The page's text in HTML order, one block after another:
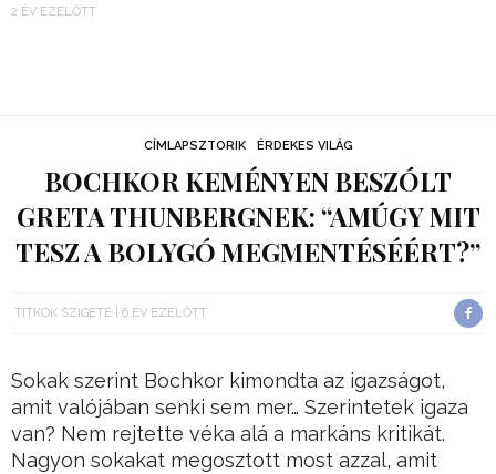
2 ÉV EZELŐTT
CÍMLAPSZTORIK ÉRDEKES VILÁG
BOCHKOR KEMÉNYEN BESZÓLT
GRETA THUNBERGNEK: “AMÚGY MIT
TESZ A BOLYGÓ MEGMENTÉSÉÉRT?”
TITKOK SZIGETE 6 ÉV EZELŐTT
Sokak szerint Bochkor kimondta az igazságot,
amit valójában senki sem mer… Szerintetek igaza
van? Nem rejtette véka alá a markáns kritikát.
Nagyon sokakat megosztott most azzal, amit